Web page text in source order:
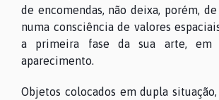
de encomendas, não deixa, porém,
numa consciência de valores
a primeira fase da sua arte, em
aparecimento.
Objetos colocados em dupla